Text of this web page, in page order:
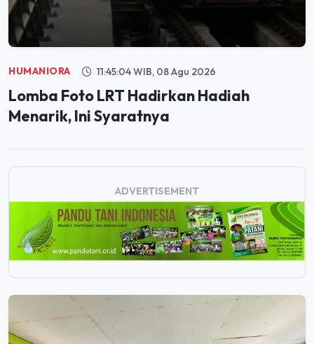
HUMANIORA 11:45:04 WIB, 08 Agu 2026
Lomba Foto LRT Hadirkan Hadiah
Menarik, Ini Syaratnya
ADVERTISEMENT